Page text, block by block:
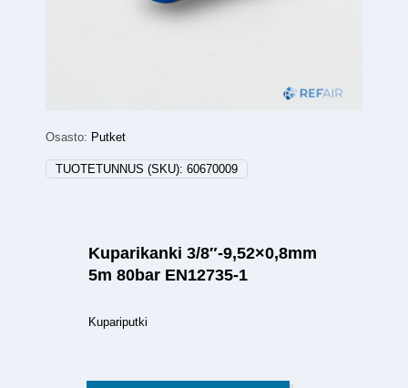
Osasto: Putket
TUOTETUNNUS (SKU): 60670009
Kuparikanki 3/8″-9,52×0,8mm
5m 80bar EN12735-1
Kupariputki